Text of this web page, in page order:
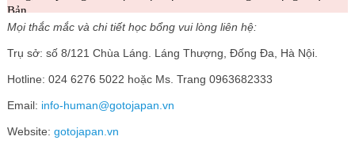
Mọi thắc mắc và chi tiết học bổng vui lòng liên hệ:
Trụ sở: số 8/121 Chùa Láng. Láng Thượng, Đống Đa, Hà Nội.
Hotline: 024 6276 5022 hoặc Ms. Trang 0963682333
Email: info-human@gotojapan.vn
Website: gotojapan.vn